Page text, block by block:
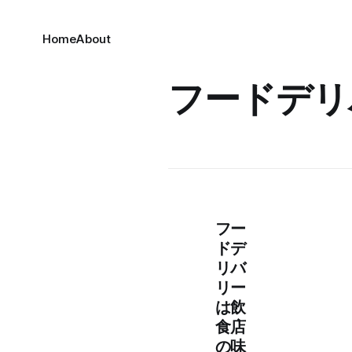
HomeAbout
フードデ
フー
ドデ
リバ
リー
は飲
食店
の味